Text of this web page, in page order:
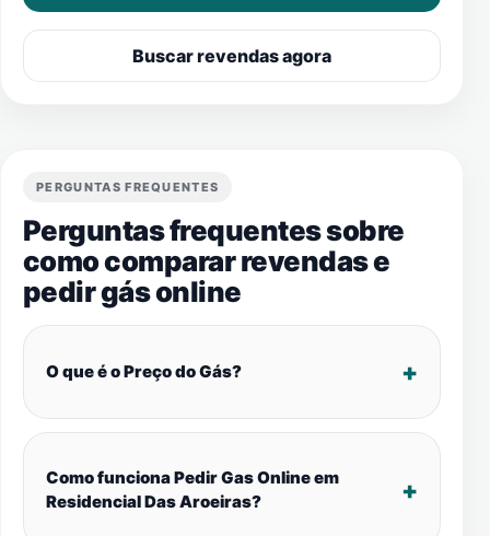
Buscar revendas agora
PERGUNTAS FREQUENTES
Perguntas frequentes sobre
como comparar revendas e
pedir gás online
O que é o Preço do Gás?
Como funciona Pedir Gas Online em
Residencial Das Aroeiras?